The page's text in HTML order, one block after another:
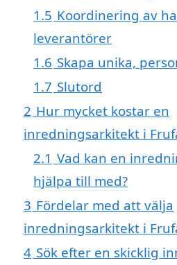
1.5 Koordinering av
leverantörer
1.6 Skapa unika,
1.7 Slutord
2 Hur mycket kostar en
inredningsarkitekt i
2.1 Vad kan en
hjälpa till med?
3 Fördelar med att välja
inredningsarkitekt i
4 Sök efter en skicklig